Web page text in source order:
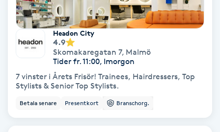
Nagelförlängning
Nagelförlängning akryl
Nagelförlängning gelé
Nagelförlängning glasfiber
Headon City
4.9
Skomakaregatan 7, Malmö
Tider fr. 11:00, Imorgon
7 vinster i Årets Frisör! Trainees, Hairdressers, Top
Stylists & Senior Top Stylists.
Betala senare Presentkort Branschorg.